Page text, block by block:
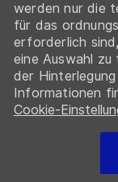
werden nur die
für das
erforderlich
eine Auswahl
der
Informationen
Cookie-